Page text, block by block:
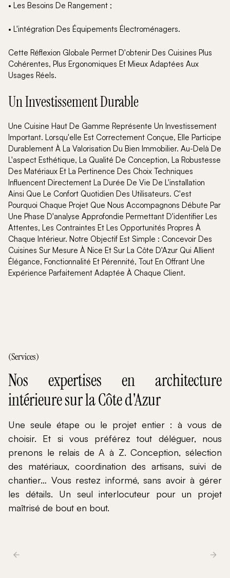
• Les Besoins De Rangement ;
• L'intégration Des Équipements Électroménagers.
Cette Réflexion Globale Permet D'obtenir Des Cuisines Plus
Cohérentes, Plus Ergonomiques Et Mieux Adaptées Aux
Usages Réels.
Un Investissement Durable
Une Cuisine Haut De Gamme Représente Un Investissement
Important. Lorsqu'elle Est Correctement Conçue, Elle Participe
Durablement À La Valorisation Du Bien Immobilier. Au-Delà De
L'aspect Esthétique, La Qualité De Conception, La Robustesse
Des Matériaux Et La Pertinence Des Choix Techniques
Influencent Directement La Durée De Vie De L'installation
Ainsi Que Le Confort Quotidien Des Utilisateurs. C'est
Pourquoi Chaque Projet Que Nous Accompagnons Débute Par
Une Phase D'analyse Approfondie Permettant D'identifier Les
Attentes, Les Contraintes Et Les Opportunités Propres À
Chaque Intérieur. Notre Objectif Est Simple : Concevoir Des
Cuisines Sur Mesure À Nice Et Sur La Côte D'Azur Qui Allient
Élégance, Fonctionnalité Et Pérennité, Tout En Offrant Une
Expérience Parfaitement Adaptée À Chaque Client.
(Services)
Nos expertises en architecture
intérieure sur la Côte d'Azur
Une seule étape ou le projet entier : à vous de
choisir. Et si vous préférez tout déléguer, nous
prenons le relais de A à Z. Conception, sélection
des matériaux, coordination des artisans, suivi de
chantier… Vous restez informé, sans avoir à gérer
les détails. Un seul interlocuteur pour un projet
maîtrisé de bout en bout.